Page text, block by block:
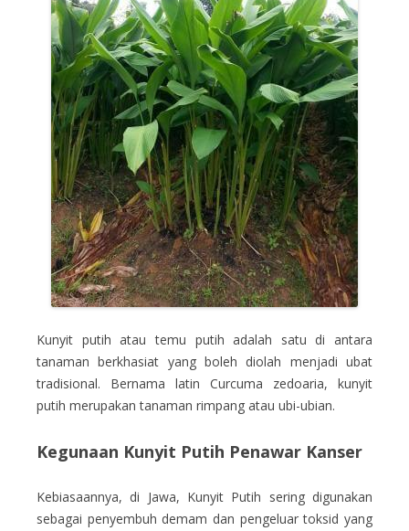
Kunyit putih atau temu putih adalah satu di antara
tanaman berkhasiat yang boleh diolah menjadi ubat
tradisional. Bernama latin Curcuma zedoaria, kunyit
putih merupakan tanaman rimpang atau ubi-ubian.
Kegunaan Kunyit Putih Penawar Kanser
Kebiasaannya, di Jawa, Kunyit Putih sering digunakan
sebagai penyembuh demam dan pengeluar toksid yang